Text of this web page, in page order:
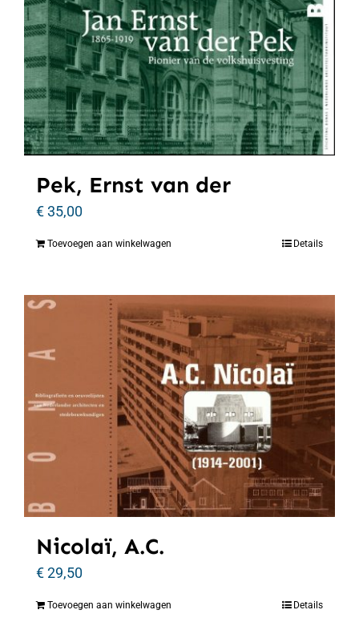
Pek, Ernst van der
€35,00
Toevoegen aan winkelwagen Details
Nicolaï, A.C.
€29,50
Toevoegen aan winkelwagen Details